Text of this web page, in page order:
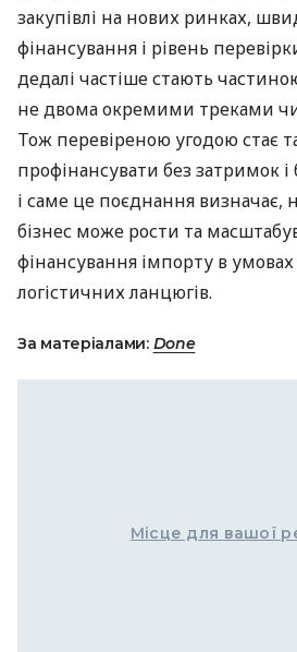
закупівлі на нових ринках,
фінансування і рівень
дедалі частіше стають
не двома окремими треками
Тож перевіреною угодою стає
профінансувати без затримок і
і саме це поєднання визначає,
бізнес може рости та
фінансування імпорту в
логістичних ланцюгів.
За матеріалами: Done
Місце для вашої